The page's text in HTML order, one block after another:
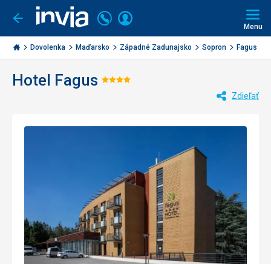
Ísť
späť
Invia.sk
Volajte
+421
2
3221
Prihlásiť
Menu
Dovolenka Maďarsko Západné Zadunajsko Sopron Fagus
Hotel Fagus Hodnotenie:
Zdieľať